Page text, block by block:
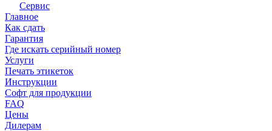
Сервис
Главное
Как сдать
Гарантия
Где искать серийный номер
Услуги
Печать этикеток
Инструкции
Софт для продукции
FAQ
Цены
Дилерам